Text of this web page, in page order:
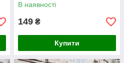
В наявності
149 ₴
Купити